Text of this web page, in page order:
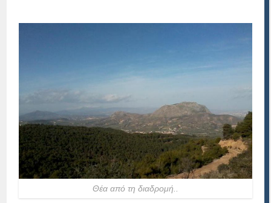
Θέα από τη διαδρομή..